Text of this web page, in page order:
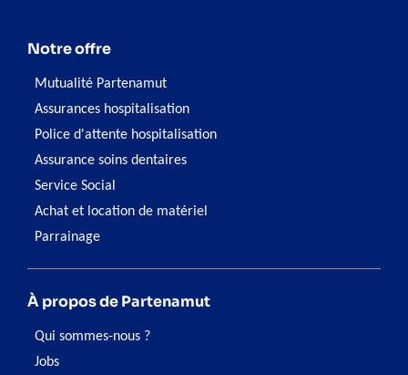
Notre offre
Mutualité Partenamut
Assurances hospitalisation
Police d'attente hospitalisation
Assurance soins dentaires
Service Social
Achat et location de matériel
Parrainage
À propos de Partenamut
Qui sommes-nous ?
Jobs